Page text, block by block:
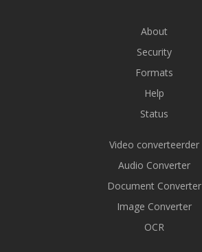
About
Security
Formats
Help
Status
Video converteerder
Audio Converter
Document Converter
Image Converter
OCR